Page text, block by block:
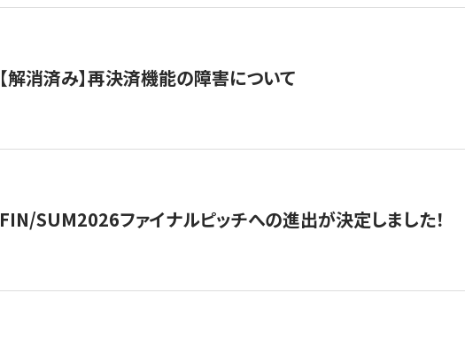
【解消済み】再決済機能の障害について
FIN/SUM2026ファイナルピッチへの進出が決定しました！